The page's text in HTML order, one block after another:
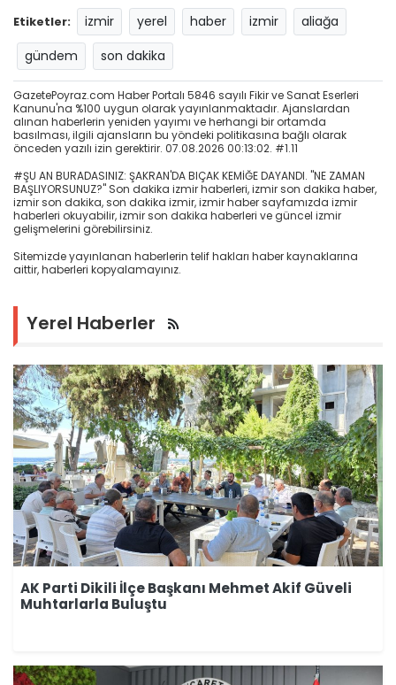
Etiketler: izmir yerel haber izmir
aliağa
gündem
son dakika
GazetePoyraz.com Haber Portalı 5846 sayılı Fikir ve Sanat Eserleri
Kanunu'na %100 uygun olarak yayınlanmaktadır. Ajanslardan
alınan haberlerin yeniden yayımı ve herhangi bir ortamda
basılması, ilgili ajansların bu yöndeki politikasına bağlı olarak
önceden yazılı izin gerektirir. 07.08.2026 00:13:02. #1.11
#ŞU AN BURADASINIZ: ŞAKRAN'DA BIÇAK KEMİĞE DAYANDI. "NE ZAMAN
BAŞLIYORSUNUZ?" Son dakika izmir haberleri, izmir son dakika haber,
izmir son dakika, son dakika izmir, izmir haber sayfamızda izmir
haberleri okuyabilir, izmir son dakika haberleri ve güncel izmir
gelişmelerini görebilirsiniz.
Sitemizde yayınlanan haberlerin telif hakları haber kaynaklarına
aittir, haberleri kopyalamayınız.
Yerel Haberler
AK Parti Dikili İlçe Başkanı Mehmet Akif Güveli
Muhtarlarla Buluştu